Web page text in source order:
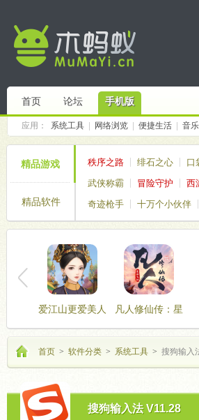
首页 论坛 手机版
应用： 系统工具 网络浏览 便捷生活 音
精品游戏
精品软件
秩序之路 绯石之心 口
武侠称霸
冒险守护 西
奇迹枪手
十万个小伙伴
仙境传说破晓
塔塔帝国
爱江山更爱美人
凡人修仙传：星
首页 > 软件分类 > 系统工具 > 搜狗输入
搜狗输入法 V11.28